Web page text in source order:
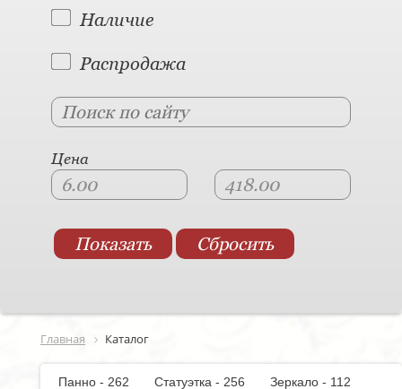
Наличие
Распродажа
Цена
Главная Каталог
Панно - 262 Статуэтка - 256
Зеркало - 112